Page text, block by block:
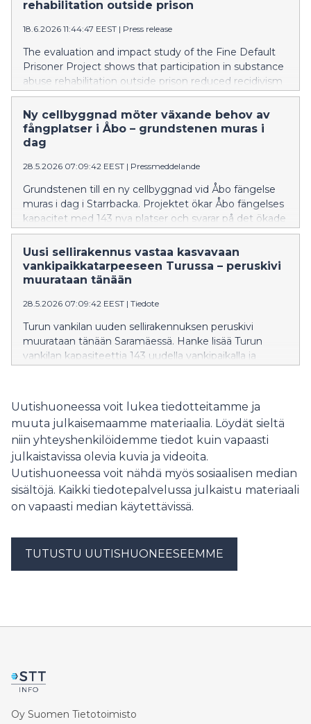
rehabilitation outside prison
18.6.2026 11:44:47 EEST | Press release
The evaluation and impact study of the Fine Default
Prisoner Project shows that participation in substance
abuse rehabilitation outside prison reduced recidivism
among fine default prisoners and short-term prisoners.
Ny cellbyggnad möter växande behov av
fångplatser i Åbo – grundstenen muras i
dag
28.5.2026 07:09:42 EEST | Pressmeddelande
Grundstenen till en ny cellbyggnad vid Åbo fängelse
muras i dag i Starrbacka. Projektet ökar Åbo fängelses
kapacitet med 143 nya platser och svarar på det ökade
behovet av fångplatser i Finland. Den nya
cellbyggnaden tas i drift i början av 2028.
Uusi sellirakennus vastaa kasvavaan
vankipaikkatarpeeseen Turussa – peruskivi
muurataan tänään
28.5.2026 07:09:42 EEST | Tiedote
Turun vankilan uuden sellirakennuksen peruskivi
muurataan tänään Saramäessä. Hanke lisää Turun
vankilan kapasiteettia 143 uudella vankipaikalla ja
alkuvuodesta 2028.
Uutishuoneessa voit lukea tiedotteitamme ja
muuta julkaisemaamme materiaalia. Löydät sieltä
niin yhteyshenkilöidemme tiedot kuin vapaasti
julkaistavissa olevia kuvia ja videoita.
Uutishuoneessa voit nähdä myös sosiaalisen median
sisältöjä. Kaikki tiedotepalvelussa julkaistu materiaali
on vapaasti median käytettävissä.
TUTUSTU UUTISHUONEESEEMME
Oy Suomen Tietotoimisto